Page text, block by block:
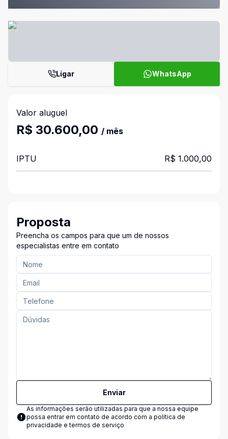
Ligar WhatsApp
Valor aluguel
R$ 30.600,00 / mês
IPTU R$ 1.000,00
Proposta
Preencha os campos para que um de nossos
especialistas entre em contato
Enviar
As informações serão utilizadas para que a nossa equipe
possa entrar em contato de acordo com a política de
privacidade e termos de serviço